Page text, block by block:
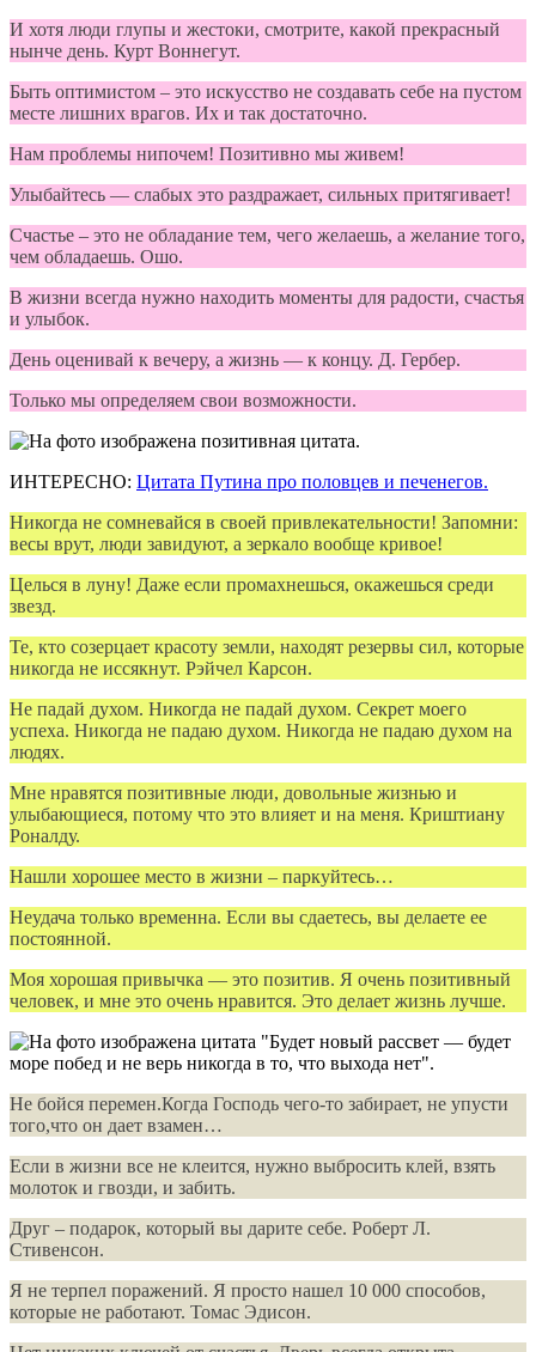
И хотя люди глупы и жестоки, смотрите, какой прекрасный
нынче день. Курт Воннегут.
Быть оптимистом – это искусство не создавать себе на пустом
месте лишних врагов. Их и так достаточно.
Нам проблемы нипочем! Позитивно мы живем!
Улыбайтесь — слабых это раздражает, сильных притягивает!
Счастье – это не обладание тем, чего желаешь, а желание того,
чем обладаешь. Ошо.
В жизни всегда нужно находить моменты для радости, счастья
и улыбок.
День оценивай к вечеру, а жизнь — к концу. Д. Гербер.
Только мы определяем свои возможности.
ИНТЕРЕСНО: Цитата Путина про половцев и печенегов.
Никогда не сомневайся в своей привлекательности! Запомни:
весы врут, люди завидуют, а зеркало вообще кривое!
Целься в луну! Даже если промахнешься, окажешься среди
звезд.
Те, кто созерцает красоту земли, находят резервы сил, которые
никогда не иссякнут. Рэйчел Карсон.
Не падай духом. Никогда не падай духом. Секрет моего
успеха. Никогда не падаю духом. Никогда не падаю духом на
людях.
Мне нравятся позитивные люди, довольные жизнью и
улыбающиеся, потому что это влияет и на меня. Криштиану
Роналду.
Нашли хорошее место в жизни – паркуйтесь…
Неудача только временна. Если вы сдаетесь, вы делаете ее
постоянной.
Моя хорошая привычка — это позитив. Я очень позитивный
человек, и мне это очень нравится. Это делает жизнь лучше.
Не бойся перемен.Когда Господь чего-то забирает, не упусти
того,что он дает взамен…
Если в жизни все не клеится, нужно выбросить клей, взять
молоток и гвозди, и забить.
Друг – подарок, который вы дарите себе. Роберт Л.
Стивенсон.
Я не терпел поражений. Я просто нашел 10 000 способов,
которые не работают. Томас Эдисон.